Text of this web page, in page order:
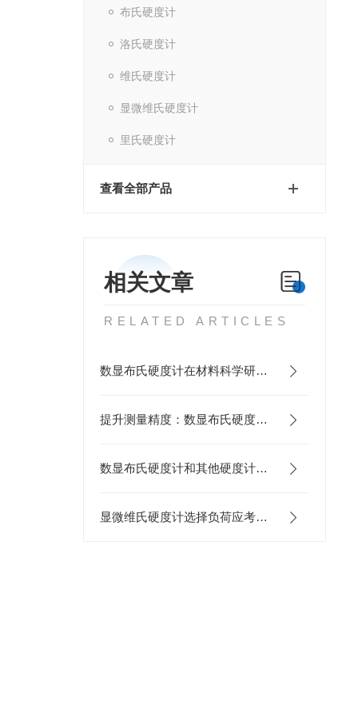
布氏硬度计
洛氏硬度计
维氏硬度计
显微维氏硬度计
里氏硬度计
查看全部产品
相关文章
RELATED ARTICLES
数显布氏硬度计在材料科学研究中的应用
提升测量精度：数显布氏硬度计的校准方法
数显布氏硬度计和其他硬度计的区别是什么？
显微维氏硬度计选择负荷应考虑以下几个原则